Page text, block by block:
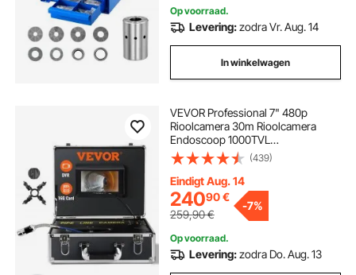
Op voorraad.
Levering:zodra Vr. Aug. 14
In winkelwagen
VEVOR Professional 7" 480p
Rioolcamera 30m Rioolcamera
Endoscoop 1000TVL
Inspectiecamera 130° Kijkhoek
25mm Cameradiameter 4500 mAh
Batterij voor 6 uur
Endoscoopcamera Riool DVR &
Foto-opname
(439)
Eindigt Aug. 14
24090€
259,90€
-7%
Op voorraad.
Levering:zodra Do. Aug. 13